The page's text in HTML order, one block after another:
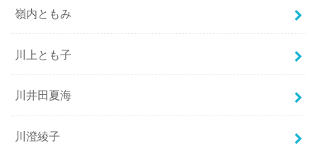
嶺内ともみ
川上とも子
川井田夏海
川澄綾子